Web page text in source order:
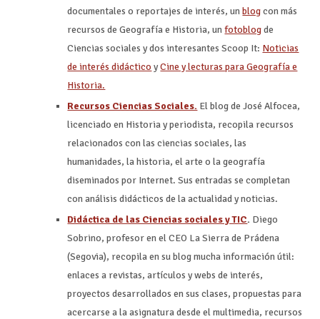
documentales o reportajes de interés, unblogcon más
recursos de Geografía e Historia, unfotoblogde
Ciencias sociales y dos interesantes Scoop It: Noticias
de interés didáctico yCine y lecturas para Geografía e
Historia.
Recursos Ciencias Sociales. El blog de José Alfocea,
licenciado en Historia y periodista, recopila recursos
relacionados con las ciencias sociales, las
humanidades, la historia, el arte o la geografía
diseminados por Internet. Sus entradas se completan
con análisis didácticos de la actualidad y noticias.
Didáctica de las Ciencias sociales y TIC. Diego
Sobrino, profesor en el CEO La Sierra de Prádena
(Segovia), recopila en su blog mucha información útil:
enlaces a revistas, artículos y webs de interés,
proyectos desarrollados en sus clases, propuestas para
acercarse a la asignatura desde el multimedia, recursos